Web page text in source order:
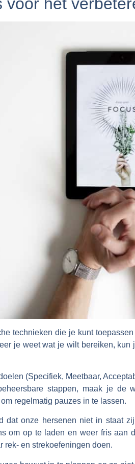
voor het
technieken die je kunt
je weet wat je wilt bereiken,
(Specifiek, Meetbaar,
stappen, maak je de
regelmatig pauzes in te lassen.
dat onze hersenen niet in staat
om op te laden en weer fris
rek- en strekoefeningen doen.